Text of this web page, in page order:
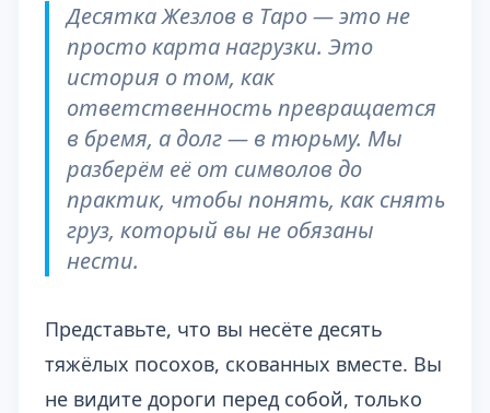
Десятка Жезлов в Таро — это не
просто карта нагрузки. Это
история о том, как
ответственность превращается
в бремя, а долг — в тюрьму. Мы
разберём её от символов до
практик, чтобы понять, как снять
груз, который вы не обязаны
нести.
Представьте, что вы несёте десять
тяжёлых посохов, скованных вместе. Вы
не видите дороги перед собой, только